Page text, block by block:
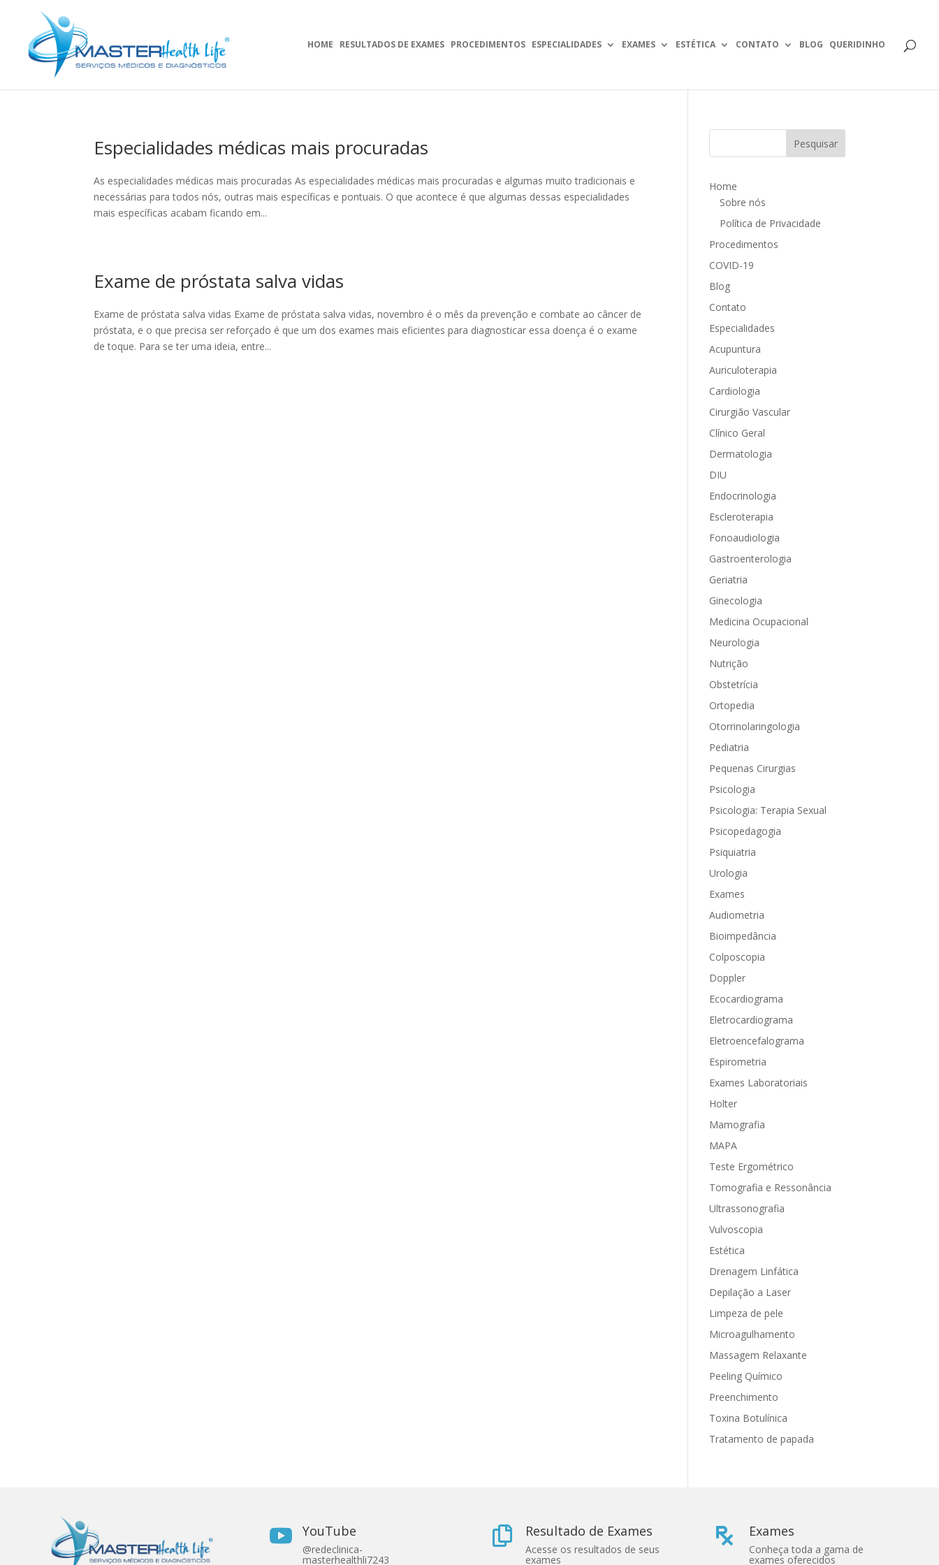
HOME RESULTADOS DE EXAMES PROCEDIMENTOS ESPECIALIDADES EXAMES ESTÉTICA CONTATO BLOG QUERIDINHO
Especialidades médicas mais procuradas
As especialidades médicas mais procuradas As especialidades médicas mais procuradas e algumas muito tradicionais e
necessárias para todos nós, outras mais específicas e pontuais. O que acontece é que algumas dessas especialidades
mais específicas acabam ficando em...
Exame de próstata salva vidas
Exame de próstata salva vidas Exame de próstata salva vidas, novembro é o mês da prevenção e combate ao câncer de
próstata, e o que precisa ser reforçado é que um dos exames mais eficientes para diagnosticar essa doença é o exame
de toque. Para se ter uma ideia, entre...
Home
Sobre nós
Política de Privacidade
Procedimentos
COVID-19
Blog
Contato
Especialidades
Acupuntura
Auriculoterapia
Cardiologia
Cirurgião Vascular
Clínico Geral
Dermatologia
DIU
Endocrinologia
Escleroterapia
Fonoaudiologia
Gastroenterologia
Geriatria
Ginecologia
Medicina Ocupacional
Neurologia
Nutrição
Obstetrícia
Ortopedia
Otorrinolaringologia
Pediatria
Pequenas Cirurgias
Psicologia
Psicologia: Terapia Sexual
Psicopedagogia
Psiquiatria
Urologia
Exames
Audiometria
Bioimpedância
Colposcopia
Doppler
Ecocardiograma
Eletrocardiograma
Eletroencefalograma
Espirometria
Exames Laboratoriais
Holter
Mamografia
MAPA
Teste Ergométrico
Tomografia e Ressonância
Ultrassonografia
Vulvoscopia
Estética
Drenagem Linfática
Depilação a Laser
Limpeza de pele
Microagulhamento
Massagem Relaxante
Peeling Químico
Preenchimento
Toxina Botulínica
Tratamento de papada
 YouTube
@redeclinica-
masterhealthli7243
 Resultado de Exames
Acesse os resultados de seus
exames
 Exames
Conheça toda a gama de
exames oferecidos